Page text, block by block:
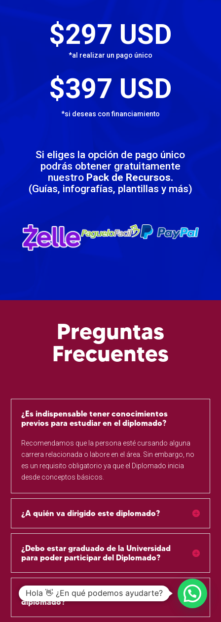
$297 USD
*al realizar un pago único
$397 USD
*si deseas con financiamiento
Si eliges la opción de pago único
podrás obtener gratuitamente
nuestro Pack de Recursos.
(Guías, infografías, plantillas y más)
Preguntas
Frecuentes
¿Es indispensable tener conocimientos
previos para estudiar en el diplomado?
Recomendamos que la persona esté cursando alguna
carrera relacionada o labore en el área. Sin embargo, no
es un requisito obligatorio ya que el Diplomado inicia
desde conceptos básicos.
¿A quién va dirigido este diplomado?
¿Debo estar graduado de la Universidad
para poder participar del Diplomado?
¿Cuáles instituciones avalan este
diplomado?
Hola 👋 ¿En qué podemos ayudarte?